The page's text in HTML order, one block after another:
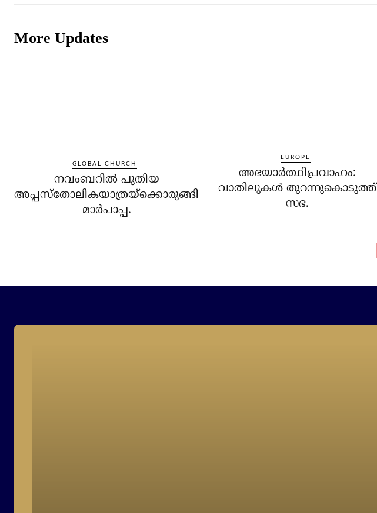
More Updates
GLOBAL CHURCH
നവംബറില്‍ പുതിയ
അപ്പസ്‌തോലികയാത്രയ്‌ക്കൊരുങ്ങി
മാര്‍പാപ്പ.
EUROPE
അഭയാര്‍ത്ഥിപ്രവാഹം:
വാതിലുകള്‍ തുറന്നുകൊടുത്ത്
സഭ.